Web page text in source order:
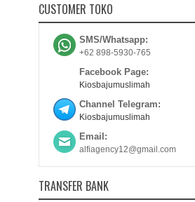
CUSTOMER TOKO
SMS/Whatsapp:
+62 898-5930-765
Facebook Page:
Kiosbajumuslimah
Channel Telegram:
Kiosbajumuslimah
Email:
alfiagency12@gmail.com
TRANSFER BANK